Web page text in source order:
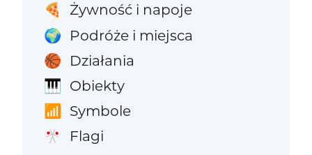
🍕 Żywność i napoje
🌍 Podróże i miejsca
🏀 Działania
🎹 Obiekty
📶 Symbole
🎌 Flagi